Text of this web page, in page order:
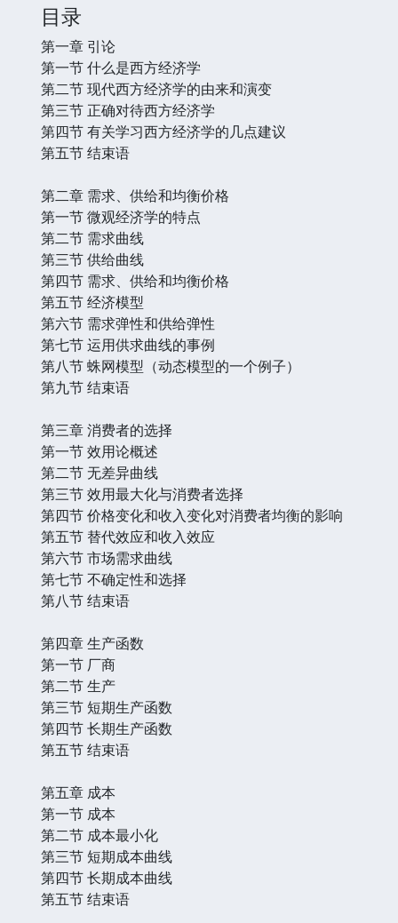
目录
第一章 引论
第一节 什么是西方经济学
第二节 现代西方经济学的由来和演变
第三节 正确对待西方经济学
第四节 有关学习西方经济学的几点建议
第五节 结束语
第二章 需求、供给和均衡价格
第一节 微观经济学的特点
第二节 需求曲线
第三节 供给曲线
第四节 需求、供给和均衡价格
第五节 经济模型
第六节 需求弹性和供给弹性
第七节 运用供求曲线的事例
第八节 蛛网模型（动态模型的一个例子）
第九节 结束语
第三章 消费者的选择
第一节 效用论概述
第二节 无差异曲线
第三节 效用最大化与消费者选择
第四节 价格变化和收入变化对消费者均衡的影响
第五节 替代效应和收入效应
第六节 市场需求曲线
第七节 不确定性和选择
第八节 结束语
第四章 生产函数
第一节 厂商
第二节 生产
第三节 短期生产函数
第四节 长期生产函数
第五节 结束语
第五章 成本
第一节 成本
第二节 成本最小化
第三节 短期成本曲线
第四节 长期成本曲线
第五节 结束语